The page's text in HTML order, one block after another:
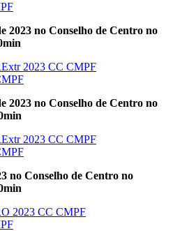
2023 no Conselho de Centro no
2023 CC CMPF
2023 no Conselho de Centro no
2023 CC CMPF
no Conselho de Centro no
2023 CC CMPF